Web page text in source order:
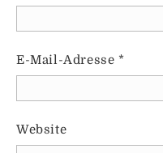
E-Mail-Adresse *
Website